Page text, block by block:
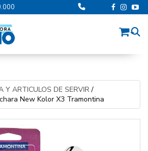
Y ARTICULOS DE SERVIR/
New Kolor X3 Tramontina